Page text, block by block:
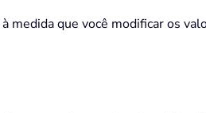
medida que você modificar os